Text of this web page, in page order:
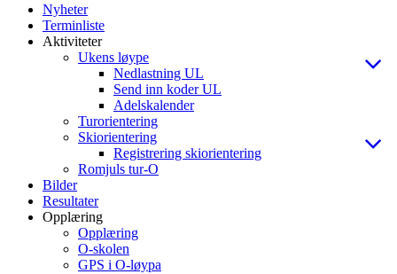
Nyheter
Terminliste
Aktiviteter
Ukens løype
Nedlastning UL
Send inn koder UL
Adelskalender
Turorientering
Skiorientering
Registrering skiorientering
Romjuls tur-O
Bilder
Resultater
Opplæring
Opplæring
O-skolen
GPS i O-løypa